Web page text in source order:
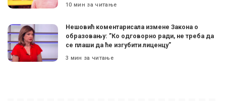
10 мин за читање
Нешовић коментарисала измене Закона о
образовању: ”Ко одговорно ради, не треба да
се плаши да ће изгубити лиценцу”
3 мин за читање